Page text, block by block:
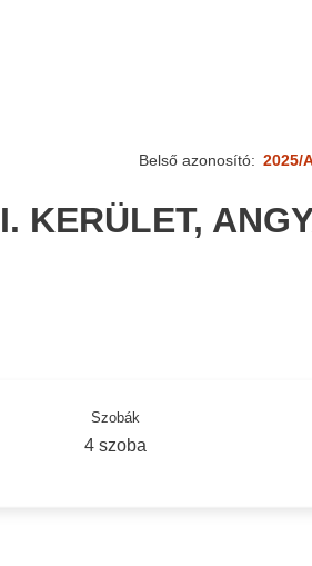
Belső azonosító: 2025/
KERÜLET,
Szobák
4 szoba